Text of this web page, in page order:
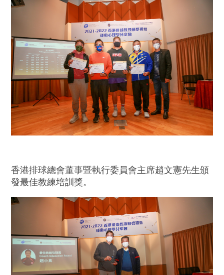
香港排球總會董事暨執行委員會主席趙文憲先生頒
發最佳教練培訓獎。